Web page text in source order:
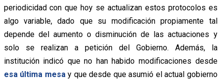
periodicidad con que hoy se actualizan estos protocolos es
algo variable, dado que su modificación propiamente tal
depende del aumento o disminución de las actuaciones y
solo se realizan a petición del Gobierno. Además, la
institución indicó que no han habido modificaciones desde
esa última mesa y que desde que asumió el actual gobierno